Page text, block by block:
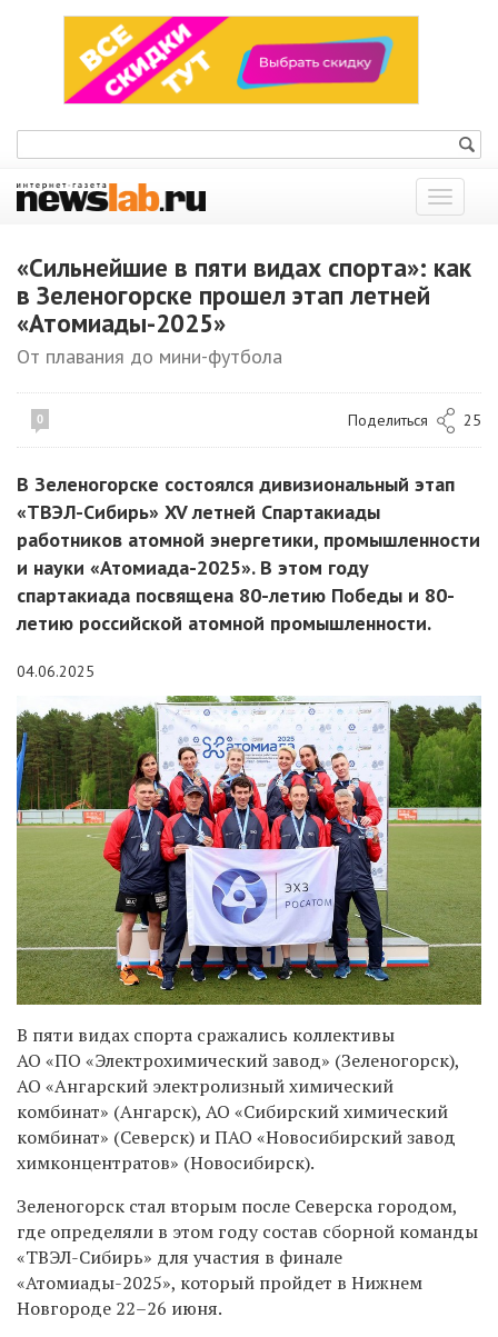
Показать
меню
«Сильнейшие в пяти видах спорта»: как
в Зеленогорске прошел этап летней
«Атомиады-2025»
От плавания до мини-футбола
0 Поделиться 25
В Зеленогорске состоялся дивизиональный этап
«ТВЭЛ-Сибирь» XV летней Спартакиады
работников атомной энергетики, промышленности
и науки «Атомиада-2025». В этом году
спартакиада посвящена 80-летию Победы и 80-
летию российской атомной промышленности.
04.06.2025
В пяти видах спорта сражались коллективы
АО «ПО «Электрохимический завод» (Зеленогорск),
АО «Ангарский электролизный химический
комбинат» (Ангарск), АО «Сибирский химический
комбинат» (Северск) и ПАО «Новосибирский завод
химконцентратов» (Новосибирск).
Зеленогорск стал вторым после Северска городом,
где определяли в этом году состав сборной команды
«ТВЭЛ-Сибирь» для участия в финале
«Атомиады-2025», который пройдет в Нижнем
Новгороде 22–26 июня.